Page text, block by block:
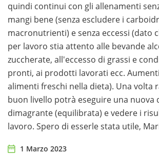
quindi continui con gli allenamenti
mangi bene (senza escludere i
macronutrienti) e senza eccessi (dato
per lavoro stia attento alle bevande
zuccherate, all'eccesso di grassi e
pronti, ai prodotti lavorati ecc.
alimenti freschi nella dieta). Una volta
buon livello potrà eseguire una nuova
dimagrante (equilibrata) e vedere i
lavoro. Spero di esserle stata utile,
1 Marzo 2023